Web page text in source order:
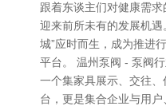
跟着东谈主们对健康需
迎来前所未有的发展机
城”应时而生，成为推进
平台。 温州泵阀 - 泵阀
一个集家具展示、交往
台，更是集合企业与用